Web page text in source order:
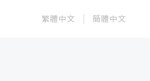
繁體中文 簡體中文